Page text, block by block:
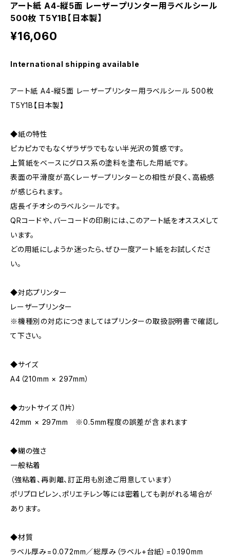
アート紙 A4-縦5面 レーザープリンター用ラベルシール
500枚 T5Y1B【日本製】
¥16,060
International shipping available
アート紙 A4-縦5面 レーザープリンター用ラベルシール 500枚
T5Y1B【日本製】
◆紙の特性
ピカピカでもなくザラザラでもない半光沢の質感です。
上質紙をベースにグロス系の塗料を塗布した用紙です。
表面の平滑度が高くレーザープリンターとの相性が良く、高級感
が感じられます。
店長イチオシのラベルシールです。
QRコードや、バーコードの印刷には、このアート紙をオススメして
います。
どの用紙にしようか迷ったら、ぜひ一度アート紙をお試しくださ
い。
◆対応プリンター
レーザープリンター
※機種別の対応につきましてはプリンターの取扱説明書で確認し
て下さい。
◆サイズ
A4（210mm × 297mm）
◆カットサイズ（1片）
42mm × 297mm ※0.5mm程度の誤差が含まれます
◆糊の強さ
一般粘着
（強粘着、再剥離、訂正用も別途ご用意しています）
ポリプロピレン、ポリエチレン等には密着しても剥がれる場合が
あります。
◆材質
ラベル厚み=0.072mm／総厚み（ラベル+台紙）=0.190mm